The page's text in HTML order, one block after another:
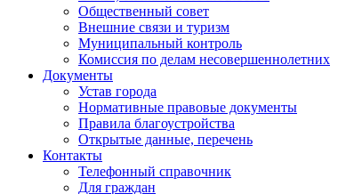
Общественный совет
Внешние связи и туризм
Муниципальный контроль
Комиссия по делам несовершеннолетних
Документы
Устав города
Нормативные правовые документы
Правила благоустройства
Открытые данные, перечень
Контакты
Телефонный справочник
Для граждан